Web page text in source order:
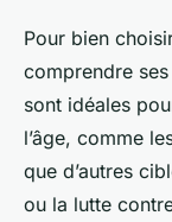
Pour bien
comprendre
sont idéales
l’âge, comme
que d’autres
ou la lutte